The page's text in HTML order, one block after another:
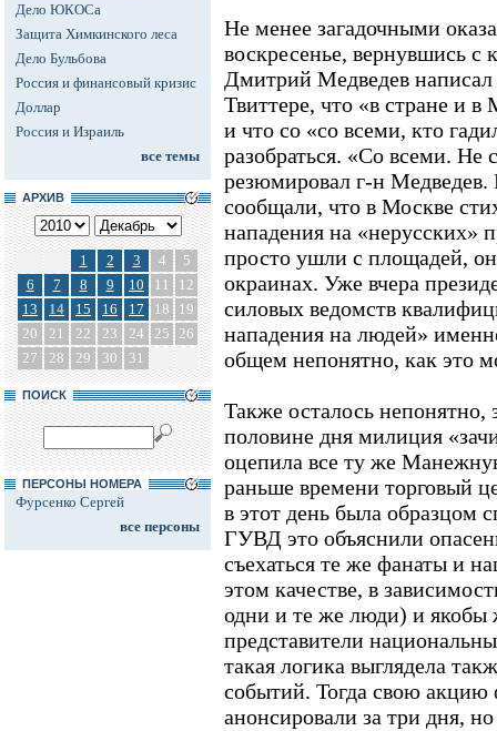
Дело ЮКОСа
Защита Химкинского леса
Дело Бульбова
Россия и финансовый кризис
Доллар
Россия и Израиль
все темы
АРХИВ
1 2 3 4
5
6
7 8 9 10 11
12
13
14 15 16 17 18
19
20
21 22 23 24 25 26
27
28 29 30 31
ПОИСК
ПЕРСОНЫ НОМЕРА
Фурсенко Сергей
все персоны
Не менее загадочными
воскресенье, вернувшись с
Дмитрий Медведев написал
Твиттере, что «в стране и
и что со «со всеми, кто
разобраться. «Со всеми. Не
резюмировал г-н
сообщали, что в Москве
нападения на «нерусских»
просто ушли с площадей,
окраинах. Уже вчера
силовых ведомств
нападения на людей»
общем непонятно, как это
Также осталось непонятно,
половине дня милиция
оцепила все ту же
раньше времени торговый
в этот день была образцом
ГУВД это объяснили
съехаться те же фанаты и
этом качестве, в
одни и те же люди) и
представители
такая логика выглядела
событий. Тогда свою акцию
анонсировали за три дня,